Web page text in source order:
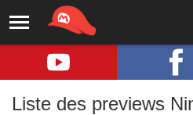
Liste des previews